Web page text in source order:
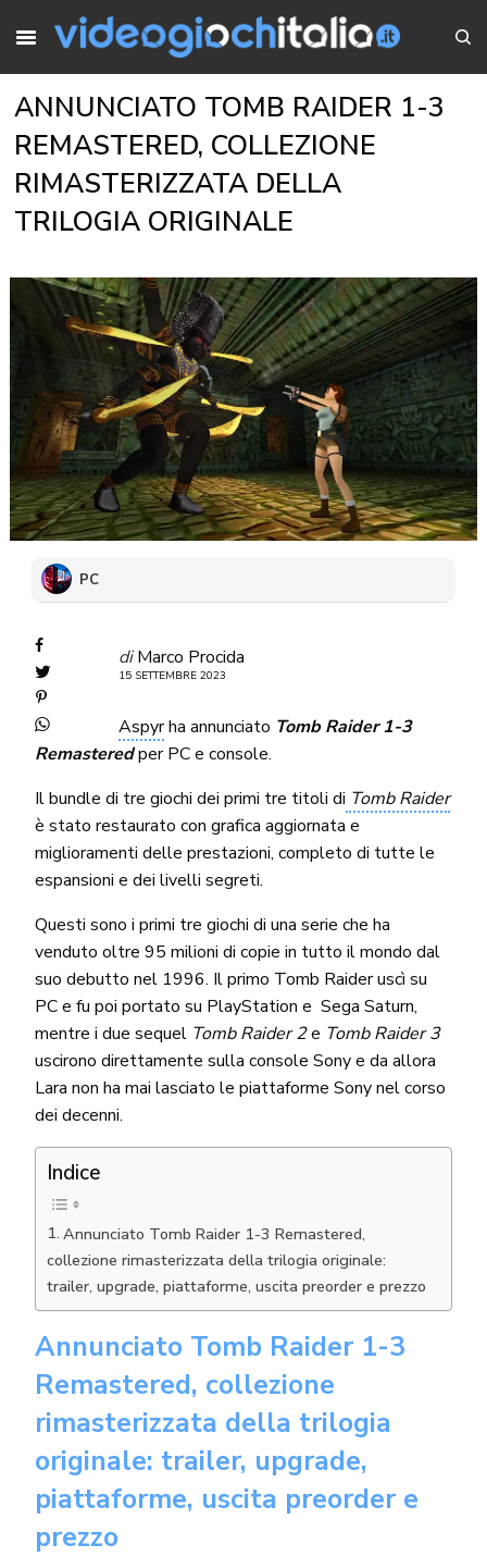
ANNUNCIATO TOMB RAIDER 1-3
REMASTERED, COLLEZIONE
RIMASTERIZZATA DELLA
TRILOGIA ORIGINALE
PC
di Marco Procida
15 SETTEMBRE 2023
Aspyrha annunciato Tomb Raider 1-3
Remasteredper PC e console.
Il bundle di tre giochi dei primi tre titoli di Tomb Raider
è stato restaurato con grafica aggiornata e
miglioramenti delle prestazioni, completo di tutte le
espansioni e dei livelli segreti.
Questi sono i primi tre giochi di una serie che ha
venduto oltre 95 milioni di copie in tutto il mondo dal
suo debutto nel 1996. Il primo Tomb Raider uscì su
PC e fu poi portato su PlayStation e Sega Saturn,
mentre i due sequel Tomb Raider 2e Tomb Raider 3
uscirono direttamente sulla console Sony e da allora
Lara non ha mai lasciato le piattaforme Sony nel corso
dei decenni.
Indice
Annunciato Tomb Raider 1-3 Remastered,
collezione rimasterizzata della trilogia originale:
trailer, upgrade, piattaforme, uscita preorder e prezzo
Annunciato Tomb Raider 1-3
Remastered, collezione
rimasterizzata della trilogia
originale: trailer, upgrade,
piattaforme, uscita preorder e
prezzo